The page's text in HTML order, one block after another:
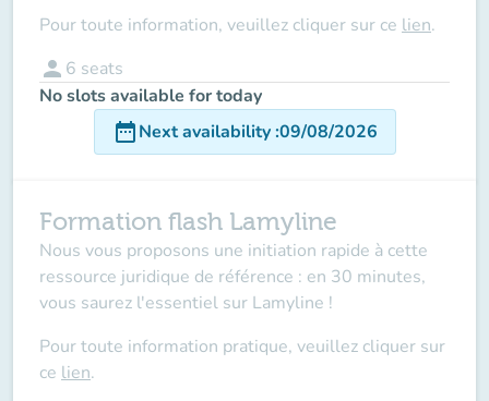
Pour toute information, veuillez cliquer sur ce lien.
person 6 seats
No slots available for today
date_rangeNext availability:09/08/2026
Formation flash Lamyline
Nous vous proposons une initiation rapide à cette
ressource juridique de référence : en 30 minutes,
vous saurez l'essentiel sur Lamyline !
Pour toute information pratique, veuillez cliquer sur
ce lien.